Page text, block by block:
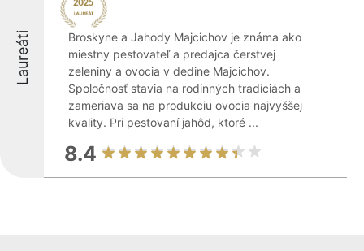
Laureáti
Broskyne a Jahody Majcichov je známa ako
miestny pestovateľ a predajca čerstvej
zeleniny a ovocia v dedine Majcichov.
Spoločnosť stavia na rodinných tradíciách a
zameriava sa na produkciu ovocia najvyššej
kvality. Pri pestovaní jahôd, ktoré ...
8.4